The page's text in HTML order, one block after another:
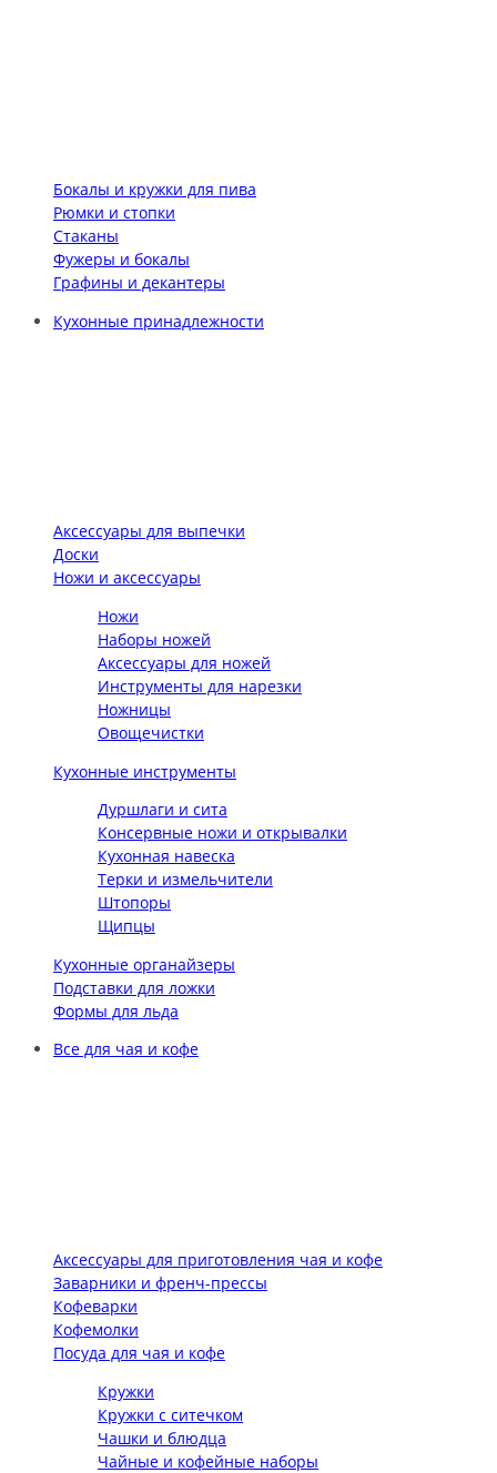
Бокалы и кружки для пива
Рюмки и стопки
Стаканы
Фужеры и бокалы
Графины и декантеры
Кухонные принадлежности
Аксессуары для выпечки
Доски
Ножи и аксессуары
Ножи
Наборы ножей
Аксессуары для ножей
Инструменты для нарезки
Ножницы
Овощечистки
Кухонные инструменты
Дуршлаги и сита
Консервные ножи и открывалки
Кухонная навеска
Терки и измельчители
Штопоры
Щипцы
Кухонные органайзеры
Подставки для ложки
Формы для льда
Все для чая и кофе
Аксессуары для приготовления чая и кофе
Заварники и френч-прессы
Кофеварки
Кофемолки
Посуда для чая и кофе
Кружки
Кружки с ситечком
Чашки и блюдца
Чайные и кофейные наборы